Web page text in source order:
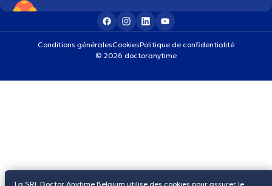
Conditions généralesCookiesPolitique de confidentialité
© 2026 doctoranytime
La SRL Doctor Anytime Belgium utilise des cookies pour assurer le